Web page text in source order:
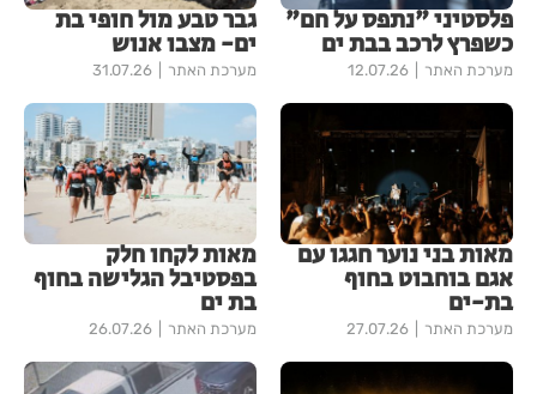
פלסטיני "נתפס על חם"
כשפרץ לרכב בבת ים
מערכת האתר 12.07.26
גבר טבע מול חופי בת
ים- מצבו אנוש
מערכת האתר 31.07.26
מאות בני נוער חגגו עם
אגם בוחבוט בחוף
בת-ים
מערכת האתר 27.07.26
מאות לקחו חלק
בפסטיבל הגלישה בחוף
בת ים
מערכת האתר 26.07.26